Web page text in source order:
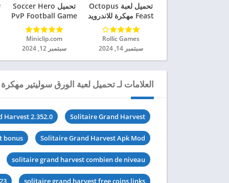
تحميل لعبة Octopus
Feast مهكرة للاندرويد
2024
Rollic Games‏
سبتمبر 14, 2024
تحميل Soccer Hero
PvP Football Game
مهكرة للاندرويد 2024
Miniclip.com‏
سبتمبر 12, 2024
العلامات لـ تحميل لعبة الورق سوليتير مهكرة
Solitaire Grand Harvest
Harvest 2.352.0
Solitaire Grand Harvest Apk Mod
bonus
solitaire grand harvest combien de niveau
solitaire grand harvest free coins links